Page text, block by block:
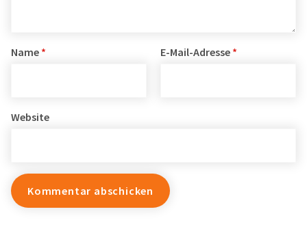
Name * E-Mail-Adresse *
Website